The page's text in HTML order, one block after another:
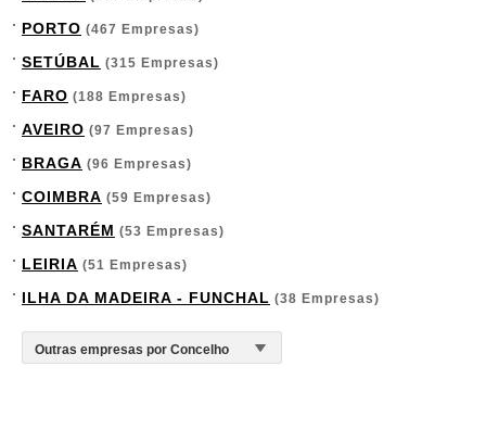
PORTO (467 Empresas)
SETÚBAL (315 Empresas)
FARO (188 Empresas)
AVEIRO (97 Empresas)
BRAGA (96 Empresas)
COIMBRA (59 Empresas)
SANTARÉM (53 Empresas)
LEIRIA (51 Empresas)
ILHA DA MADEIRA - FUNCHAL (38 Empresas)